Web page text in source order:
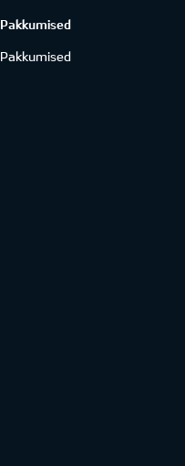
Pakkumised
Pakkumised